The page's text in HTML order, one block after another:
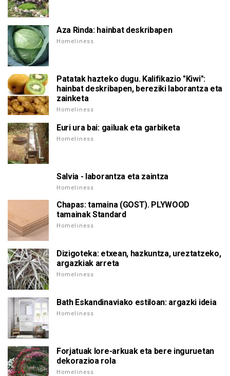
Aza Rinda: hainbat deskribapen
Homeliness
Patatak hazteko dugu. Kalifikazio "Kiwi":
hainbat deskribapen, bereziki laborantza eta
zainketa
Homeliness
Euri ura bai: gailuak eta garbiketa
Homeliness
Salvia - laborantza eta zaintza
Homeliness
Chapas: tamaina (GOST). PLYWOOD
tamainak Standard
Homeliness
Dizigoteka: etxean, hazkuntza, ureztatzeko,
argazkiak arreta
Homeliness
Bath Eskandinaviako estiloan: argazki ideia
Homeliness
Forjatuak lore-arkuak eta bere inguruetan
dekorazioa rola
Homeliness